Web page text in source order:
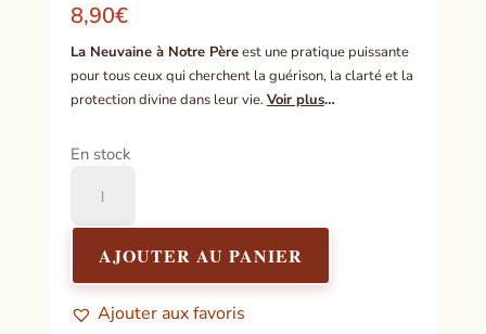
8,90€
La Neuvaine à Notre Pèreest une pratique puissante
pour tous ceux qui cherchent la guérison, la clarté et la
protection divine dans leur vie.Voir plus…
En stock
Neuvaine
Notre
Père
AJOUTER AU PANIER
Ajouter aux favoris